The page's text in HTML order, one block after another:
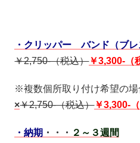
・クリッパー バンド（ブ
￥2,750-（税込）￥3,300-（
※複数個所取り付け希望の
×￥2,750-（税込）￥3,300-（
・納期 ・・・ ２～３週間